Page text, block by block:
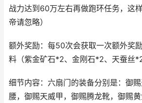
战力达到60万左右再做跑环任务，这
帝请忽略）
额外奖励：每50次会获取一次额外奖
料（紫金矿石*2、金刚石*2、天蚕丝
细节内容：六扇门的装备分别是：御
腰，御赐天威甲，御赐腾龙靴，御赐